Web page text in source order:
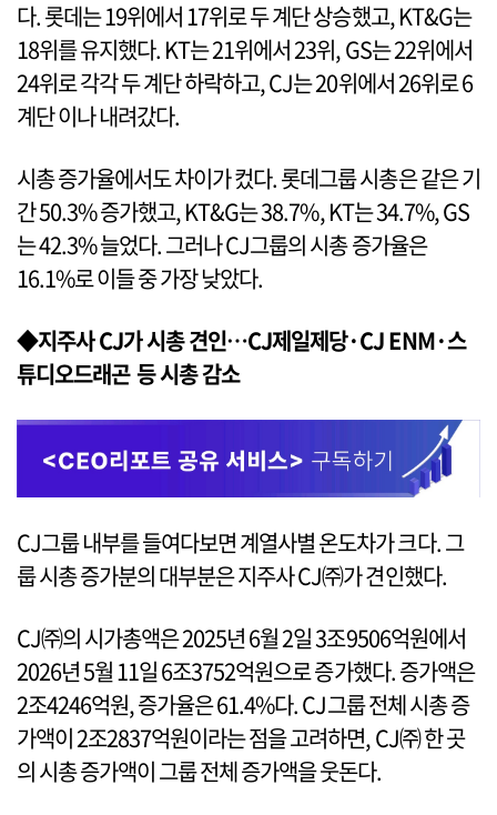
다. 롯데는 19위에서 17위로 두 계단 상승했고, KT&G는
18위를 유지했다. KT는 21위에서 23위, GS는 22위에서
24위로 각각 두 계단 하락하고, CJ는 20위에서 26위로 6
계단 이나 내려갔다.
시총 증가율에서도 차이가 컸다. 롯데그룹 시총은 같은 기
간 50.3% 증가했고, KT&G는 38.7%, KT는 34.7%, GS
는 42.3% 늘었다. 그러나 CJ그룹의 시총 증가율은
16.1%로 이들 중 가장 낮았다.
◆지주사 CJ가 시총 견인…CJ제일제당·CJ ENM·스
튜디오드래곤 등 시총 감소
CJ그룹 내부를 들여다보면 계열사별 온도차가 크다. 그
룹 시총 증가분의 대부분은 지주사 CJ㈜가 견인했다.
CJ㈜의 시가총액은 2025년 6월 2일 3조9506억원에서
2026년 5월 11일 6조3752억원으로 증가했다. 증가액은
2조4246억원, 증가율은 61.4%다. CJ그룹 전체 시총 증
가액이 2조2837억원이라는 점을 고려하면, CJ㈜ 한 곳
의 시총 증가액이 그룹 전체 증가액을 웃돈다.